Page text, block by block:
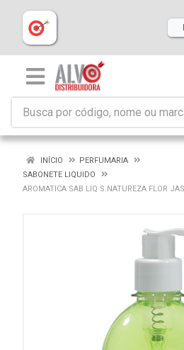
INÍCIO
PERFUMARIA
SABONETE LIQUIDO
AROMATICA SAB LIQ S.NATUREZA FLOR